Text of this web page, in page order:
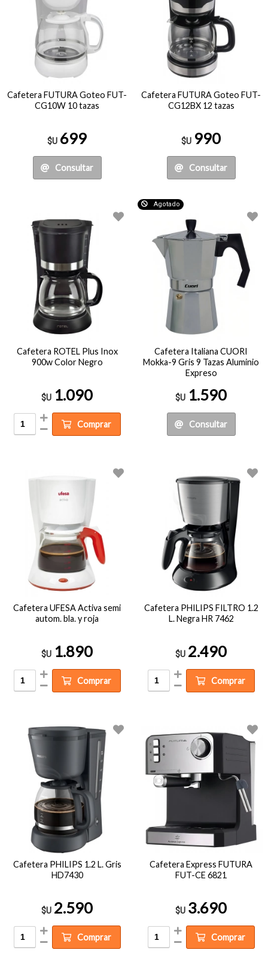
Cafetera FUTURA Goteo FUT-
CG10W 10 tazas
$U 699
Consultar
Cafetera FUTURA Goteo FUT-
CG12BX 12 tazas
$U 990
Consultar
Cafetera ROTEL Plus Inox
900w Color Negro
$U 1.090
Comprar
Agotado
Cafetera Italiana CUORI
Mokka-9 Gris 9 Tazas Aluminio
Expreso
$U 1.590
Consultar
Cafetera UFESA Activa semi
autom. bla. y roja
$U 1.890
Comprar
Cafetera PHILIPS FILTRO 1.2
L. Negra HR 7462
$U 2.490
Comprar
Cafetera PHILIPS 1.2 L. Gris
HD7430
$U 2.590
Comprar
Cafetera Express FUTURA
FUT-CE 6821
$U 3.690
Comprar